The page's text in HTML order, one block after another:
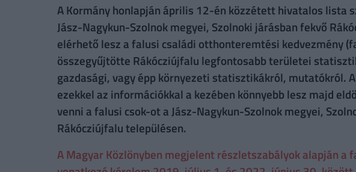
A Kormány honlapján április 12-én közzétett hivatalos lista
Jász-Nagykun-Szolnok megyei, Szolnoki járásban fekvő
elérhető lesz a falusi családi otthonteremtési kedvezmény
összegyűjtötte Rákócziújfalu legfontosabb területei
gazdasági, vagy épp környezeti statisztikákról, mutatókról.
ezekkel az információkkal a kezében könnyebb lesz majd
venni a falusi csok-ot a Jász-Nagykun-Szolnok megyei,
Rákócziújfalu településen.
A Magyar Közlönyben megjelent részletszabályok alapján a